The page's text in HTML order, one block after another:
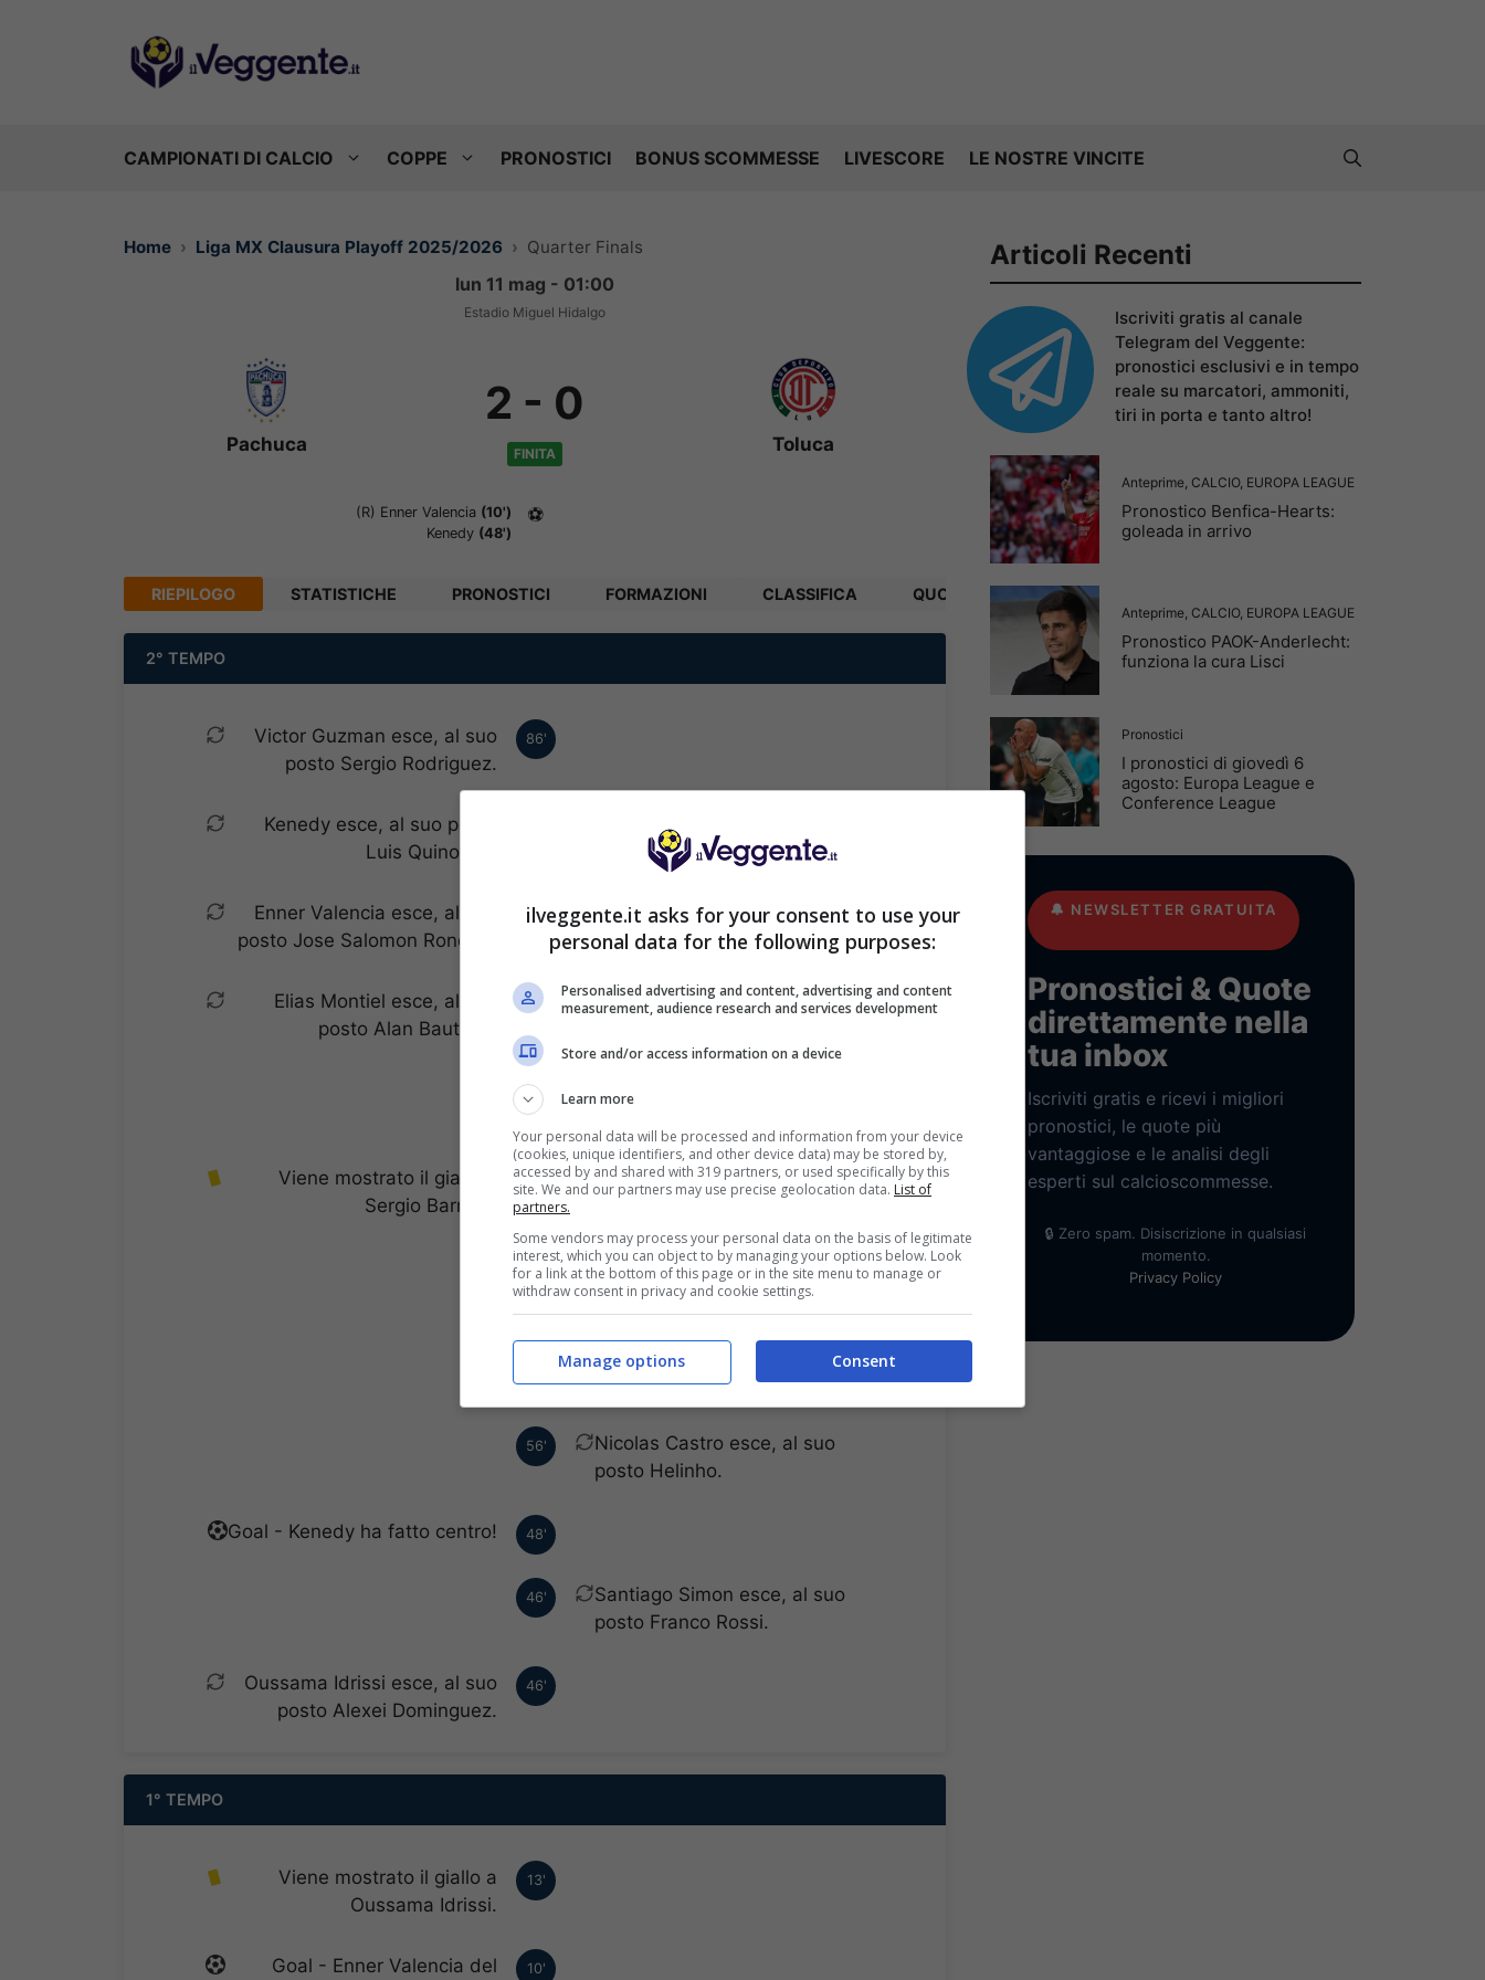
CAMPIONATI DI CALCIO COPPE PRONOSTICI BONUS SCOMMESSE LIVESCORE LE NOSTRE VINCITE
Home Liga MX Clausura Playoff 2025/2026 Quarter Finals
lun 11 mag - 01:00
Estadio Miguel Hidalgo
Pachuca
2 - 0
FINITA Toluca
(R) Enner Valencia (10')
Kenedy (48')
⚽
RIEPILOGO STATISTICHE PRONOSTICI FORMAZIONI CLASSIFICA QUOTE
2° TEMPO
86'
Victor Guzman esce, al suo
posto Sergio Rodriguez.
Kenedy esce, al suo posto
Luis Quinones.
68'
Enner Valencia esce, al suo
posto Jose Salomon Rondon.
68'
Elias Montiel esce, al suo
posto Alan Bautista.
63'
60'
Viene mostrato il giallo a
Sergio Barreto.
56'
Bruno Mendez esce, al suo
posto Antonio Briseno.
Marcel Ruiz esce, al suo posto
Jesus Angulo.
56'
Nicolas Castro esce, al suo
posto Helinho.
48'
Goal - Kenedy ha fatto centro!
46'
Santiago Simon esce, al suo
posto Franco Rossi.
46'
Oussama Idrissi esce, al suo
posto Alexei Dominguez.
1° TEMPO
13'
Viene mostrato il giallo a
Oussama Idrissi.
10'
Goal - Enner Valencia del
Articoli Recenti
Iscriviti gratis al canale
Telegram del Veggente:
pronostici esclusivi e in tempo
reale su marcatori, ammoniti,
tiri in porta e tanto altro!
Anteprime, CALCIO, EUROPA LEAGUE
Pronostico Benfica-Hearts:
goleada in arrivo
Anteprime, CALCIO, EUROPA LEAGUE
Pronostico PAOK-Anderlecht:
funziona la cura Lisci
Pronostici
I pronostici di giovedì 6
agosto: Europa League e
Conference League
🔔 NEWSLETTER GRATUITA
Pronostici & Quote
direttamente nella
tua inbox
Iscriviti gratis e ricevi i migliori
pronostici, le quote più
vantaggiose e le analisi degli
esperti sul calcioscommesse.
🔒 Zero spam. Disiscrizione in qualsiasi
momento.
Privacy Policy
ilveggente.it asks for your consent to use your
personal data for the following purposes:
Personalised advertising and content, advertising and content
measurement, audience research and services development
Store and/or access information on a device
Learn more
Your personal data will be processed and information from your device
(cookies, unique identifiers, and other device data) may be stored by,
accessed by and shared with 319 partners, or used specifically by this
site. We and our partners may use precise geolocation data. List of
partners.
Some vendors may process your personal data on the basis of legitimate
interest, which you can object to by managing your options below. Look
for a link at the bottom of this page or in the site menu to manage or
withdraw consent in privacy and cookie settings.
Consent
Manage options